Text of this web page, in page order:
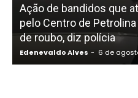
Ação de bandidos que
pelo Centro de
de roubo, diz polícia
Edenevaldo Alves - 6 de